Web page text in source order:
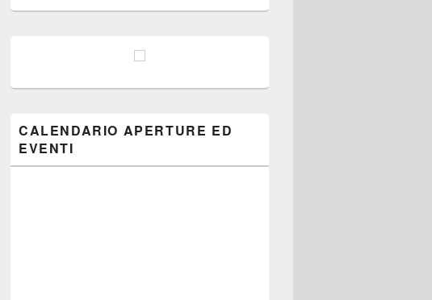
CALENDARIO APERTURE ED
EVENTI